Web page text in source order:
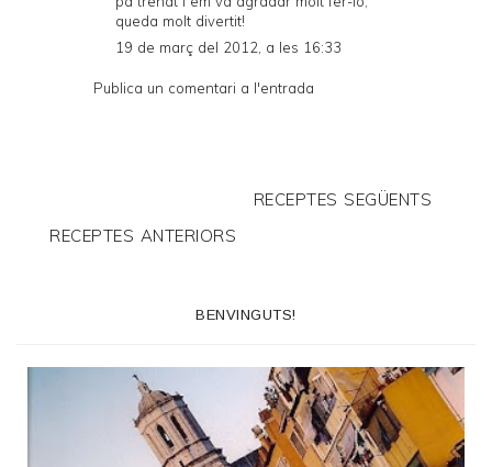
queda molt divertit!
19 de març del 2012, a les 16:33
Publica un comentari a l'entrada
RECEPTES SEGÜENTS
RECEPTES ANTERIORS
BENVINGUTS!